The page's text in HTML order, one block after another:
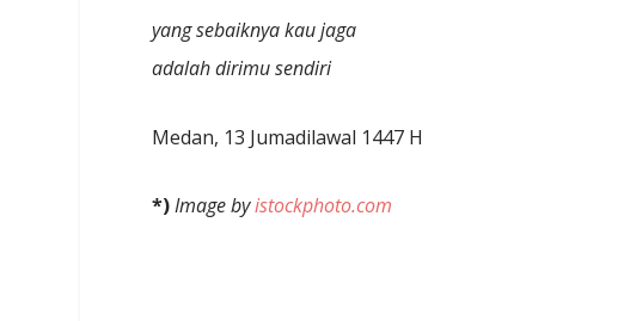
yang sebaiknya kau jaga
adalah dirimu sendiri
Medan, 13 Jumadilawal 1447 H
*)Image byistockphoto.com